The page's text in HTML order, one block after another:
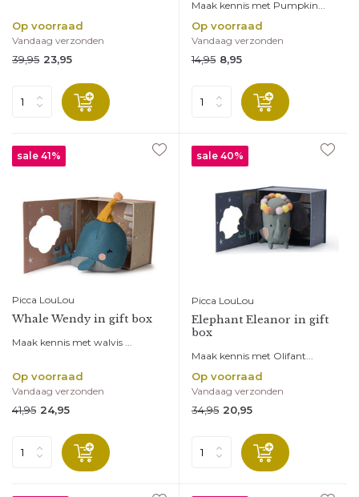
Op voorraad
Vandaag verzonden
39,95 23,95
Maak kennis met Pumpkin...
Op voorraad
Vandaag verzonden
14,95 8,95
sale 41%
Picca LouLou
Whale Wendy in gift box
Maak kennis met walvis ...
Op voorraad
Vandaag verzonden
41,95 24,95
sale 40%
Picca LouLou
Elephant Eleanor in gift
box
Maak kennis met Olifant...
Op voorraad
Vandaag verzonden
34,95 20,95